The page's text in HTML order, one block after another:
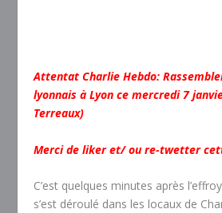
Attentat Charlie Hebdo:
lyonnais à Lyon ce mercredi 7
Terreaux)
Merci de liker et/ ou re-twetter
C’est quelques minutes après
s’est déroulé dans les locaux de